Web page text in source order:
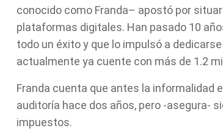
conocido como Franda– apostó por
plataformas digitales. Han pasado 10
todo un éxito y que lo impulsó a
actualmente ya cuente con más de 1.2
Franda cuenta que antes la informalidad
auditoría hace dos años, pero -asegura-
impuestos.